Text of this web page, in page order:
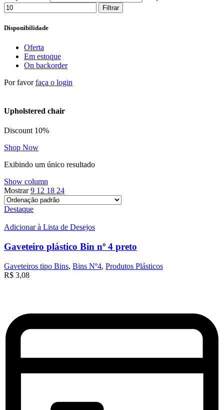
Filtrar
Disponibilidade
Oferta
Em estoque
On backorder
Por favorfaça o login
Upholstered chair
Discount 10%
Shop Now
Exibindo um único resultado
Show column
Mostrar9 12 18 24
Destaque
Adicionar à Lista de Desejos
Gaveteiro plástico Bin nº 4 preto
Gaveteiros tipo Bins, Bins Nº4, Produtos Plásticos
R$ 3,08